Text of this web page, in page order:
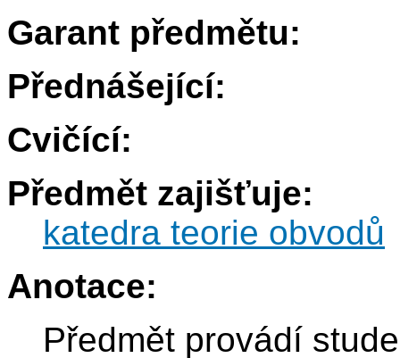
Garant předmětu:
Přednášející:
Cvičící:
Předmět zajišťuje:
katedra teorie obvodů
Anotace:
Předmět provádí